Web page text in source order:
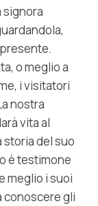
signora
o meglio a
i visitatori
nostra
vita al
storia del suo
è testimone
meglio i suoi
conoscere gli